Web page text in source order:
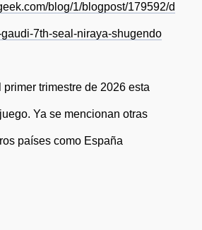
blog/1/blogpost/179592/d
7th-seal-niraya-shugendo
trimestre de 2026 esta
Ya se mencionan otras
países como España